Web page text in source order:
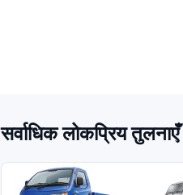
सर्वाधिक लोकप्रिय तुलनाएँ